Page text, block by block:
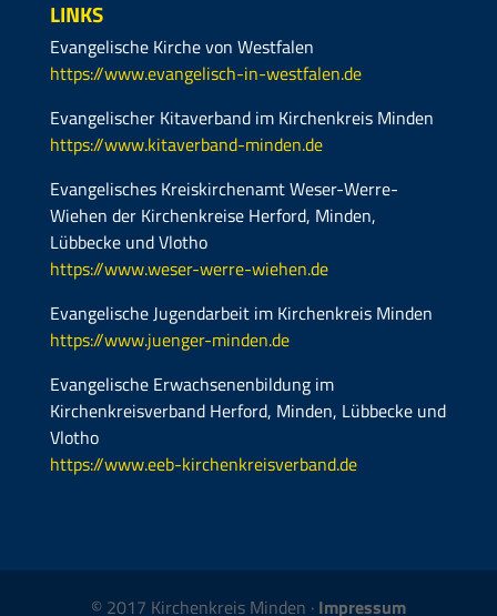
LINKS
Evangelische Kirche von Westfalen
https://www.evangelisch-in-westfalen.de
Evangelischer Kitaverband im Kirchenkreis Minden
https://www.kitaverband-minden.de
Evangelisches Kreiskirchenamt Weser-Werre-
Wiehen der Kirchenkreise Herford, Minden,
Lübbecke und Vlotho
https://www.weser-werre-wiehen.de
Evangelische Jugendarbeit im Kirchenkreis Minden
https://www.juenger-minden.de
Evangelische Erwachsenenbildung im
Kirchenkreisverband Herford, Minden, Lübbecke und
Vlotho
https://www.eeb-kirchenkreisverband.de
© 2017 Kirchenkreis Minden · Impressum